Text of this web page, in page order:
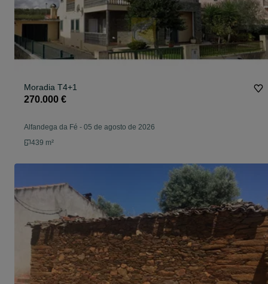
Moradia T4+1
270.000 €
Alfandega da Fé - 05 de agosto de 2026
439 m²